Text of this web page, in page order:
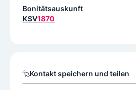
Bonitätsauskunft
KSV1870
Kontakt speichern und teilen